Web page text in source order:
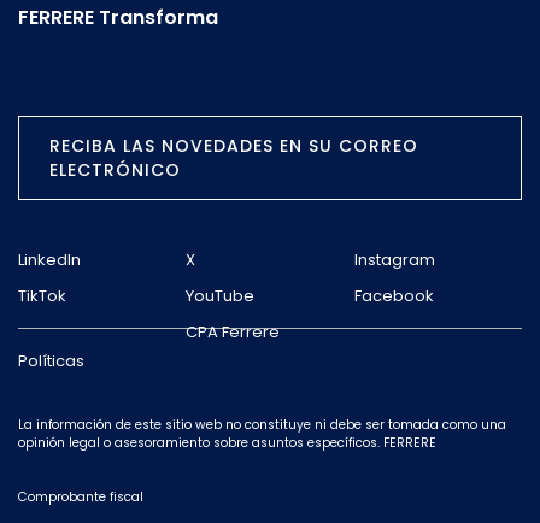
FERRERE Transforma
RECIBA LAS NOVEDADES EN SU CORREO
ELECTRÓNICO
LinkedIn X
Instagram
TikTok
YouTube Facebook
Políticas
CPA Ferrere
La información de este sitio web no constituye ni debe ser tomada como una
opinión legal o asesoramiento sobre asuntos específicos. FERRERE
Comprobante fiscal